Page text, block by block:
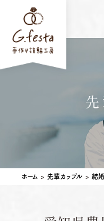
結婚指輪
ホーム > 先輩カップル > 結
岐阜本店